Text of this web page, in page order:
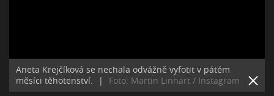
Aneta Krejčíková se nechala odvážně vyfotit v pátém
měsíci těhotenství.
| Foto: Martin Linhart / Instagram